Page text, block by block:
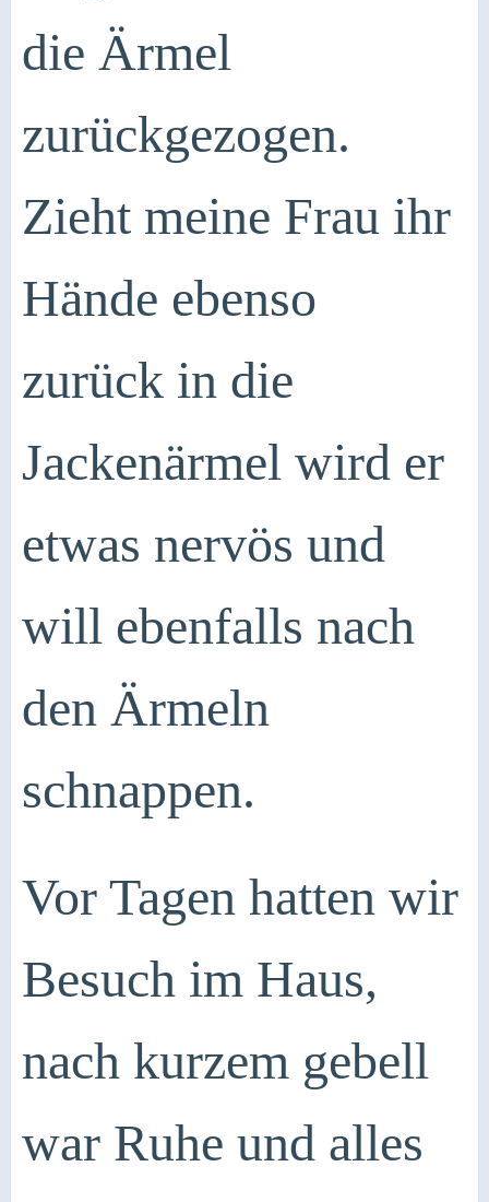
die Ärmel
zurückgezogen.
Zieht meine Frau ihr
Hände ebenso
zurück in die
Jackenärmel wird er
etwas nervös und
will ebenfalls nach
den Ärmeln
schnappen.
Vor Tagen hatten wir
Besuch im Haus,
nach kurzem gebell
war Ruhe und alles